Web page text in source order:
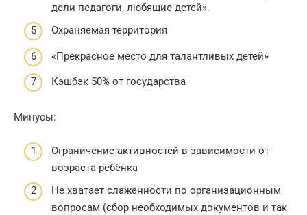
дели педагоги, любящие детей».
Охраняемая территория
«Прекрасное место для талантливых детей»
Кэшбэк 50% от государства
Минусы:
Ограничение активностей в зависимости от
возраста ребёнка
Не хватает слаженности по организационным
вопросам (сбор необходимых документов и так